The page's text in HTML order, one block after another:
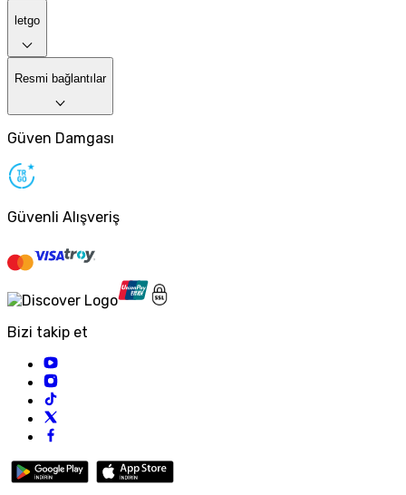
letgo
Resmi bağlantılar
Güven Damgası
Güvenli Alışveriş
Bizi takip et